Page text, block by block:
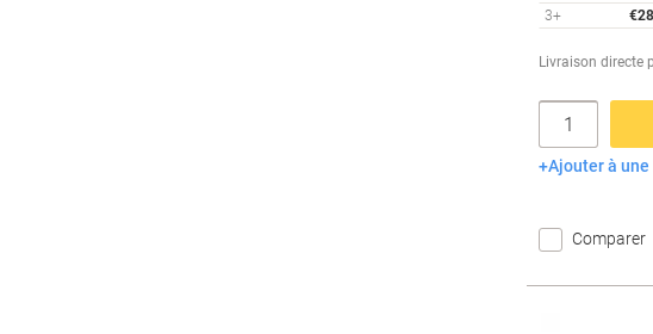
3+
Livraison directe
Quantité
Ajouter à
Comparer